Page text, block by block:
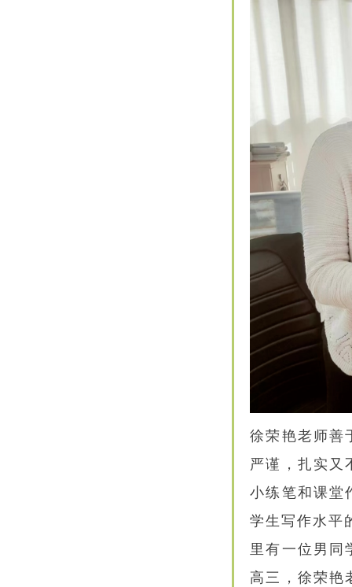
徐荣艳老师善
严谨，扎实又
小练笔和课堂
学生写作水平
里有一位男同
高三，徐荣艳